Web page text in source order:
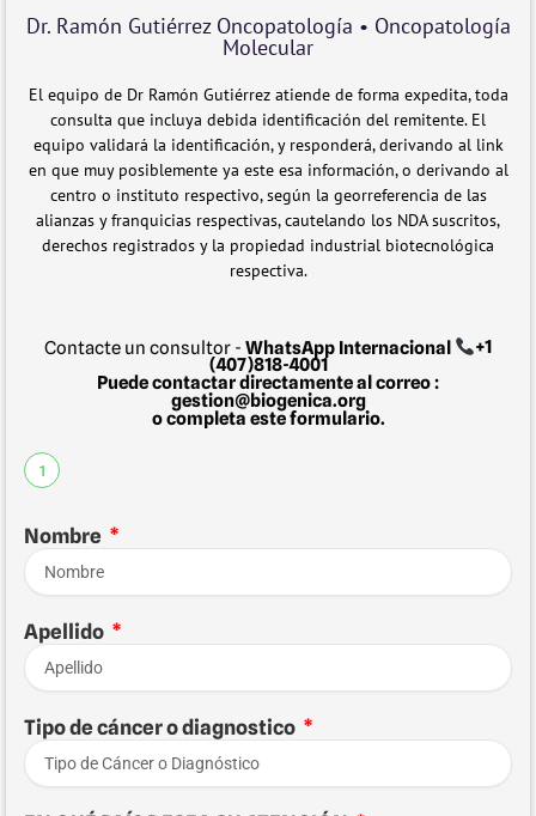
Dr. Ramón Gutiérrez Oncopatología • Oncopatología
Molecular
El equipo de Dr Ramón Gutiérrez atiende de forma expedita, toda
consulta que incluya debida identificación del remitente. El
equipo validará la identificación, y responderá, derivando al link
en que muy posiblemente ya este esa información, o derivando al
centro o instituto respectivo, según la georreferencia de las
alianzas y franquicias respectivas, cautelando los NDA suscritos,
derechos registrados y la propiedad industrial biotecnológica
respectiva.
Contacte un consultor - WhatsApp Internacional
+1
(407)818-4001
Puede contactar directamente al correo :
gestion@biogenica.org
o completa este formulario.
1
Nombre
Apellido
Tipo de cáncer o diagnostico